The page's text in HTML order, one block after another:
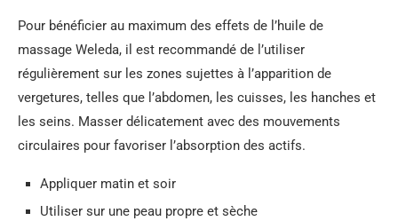
Pour bénéficier au maximum des effets de l’huile de
massage Weleda, il est recommandé de l’utiliser
régulièrement sur les zones sujettes à l’apparition de
vergetures, telles que l’abdomen, les cuisses, les hanches et
les seins. Masser délicatement avec des mouvements
circulaires pour favoriser l’absorption des actifs.
Appliquer matin et soir
Utiliser sur une peau propre et sèche